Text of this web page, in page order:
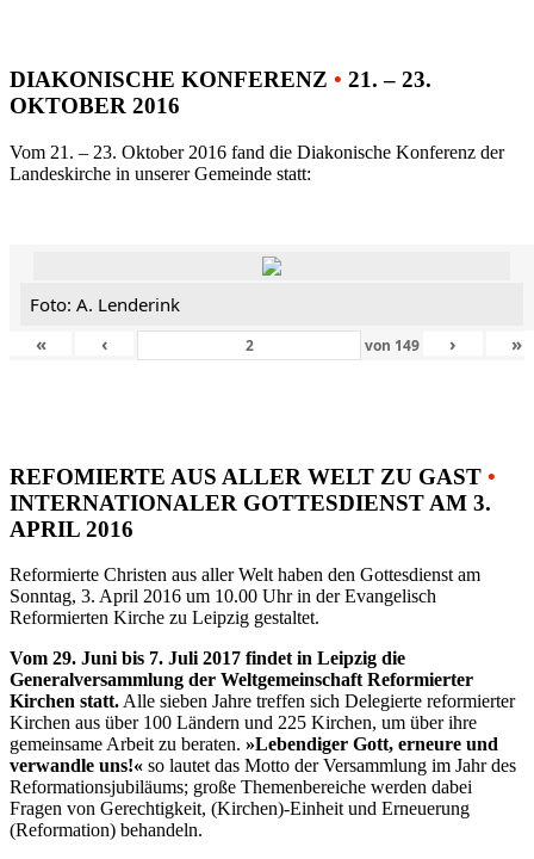
DIAKONISCHE KONFERENZ • 21. – 23.
OKTOBER 2016
Vom 21. – 23. Oktober 2016 fand die Diakonische Konferenz der
Landeskirche in unserer Gemeinde statt:
Foto: A. Lenderink
«
‹ von 149 › »
REFOMIERTE AUS ALLER WELT ZU GAST •
INTERNATIONALER GOTTESDIENST AM 3.
APRIL 2016
Reformierte Christen aus aller Welt haben den Gottesdienst am
Sonntag, 3. April 2016 um 10.00 Uhr in der Evangelisch
Reformierten Kirche zu Leipzig gestaltet.
Vom 29. Juni bis 7. Juli 2017 findet in Leipzig die
Generalversammlung der Weltgemeinschaft Reformierter
Kirchen statt.Alle sieben Jahre treffen sich Delegierte reformierter
Kirchen aus über 100 Ländern und 225 Kirchen, um über ihre
gemeinsame Arbeit zu beraten. »Lebendiger Gott, erneure und
verwandle uns!« so lautet das Motto der Versammlung im Jahr des
Reformationsjubiläums; große Themenbereiche werden dabei
Fragen von Gerechtigkeit, (Kirchen)-Einheit und Erneuerung
(Reformation) behandeln.